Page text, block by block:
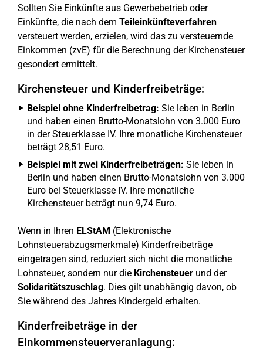
Sollten Sie Einkünfte aus Gewerbebetrieb oder
Einkünfte, die nach dem Teileinkünfteverfahren
versteuert werden, erzielen, wird das zu versteuernde
Einkommen (zvE) für die Berechnung der Kirchensteuer
gesondert ermittelt.
Kirchensteuer und Kinderfreibeträge:
Beispiel ohne Kinderfreibetrag: Sie leben in Berlin
und haben einen Brutto-Monatslohn von 3.000 Euro
in der Steuerklasse IV. Ihre monatliche Kirchensteuer
beträgt 28,51 Euro.
Beispiel mit zwei Kinderfreibeträgen: Sie leben in
Berlin und haben einen Brutto-Monatslohn von 3.000
Euro bei Steuerklasse IV. Ihre monatliche
Kirchensteuer beträgt nun 9,74 Euro.
Wenn in Ihren ELStAM (Elektronische
Lohnsteuerabzugsmerkmale) Kinderfreibeträge
eingetragen sind, reduziert sich nicht die monatliche
Lohnsteuer, sondern nur die Kirchensteuer und der
Solidaritätszuschlag. Dies gilt unabhängig davon, ob
Sie während des Jahres Kindergeld erhalten.
Kinderfreibeträge in der
Einkommensteuerveranlagung: